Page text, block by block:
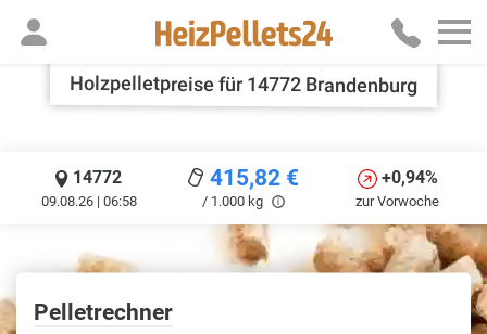
Holzpelletpreise für 14772 Brandenburg
14772
09.08.26 | 06:58
415,82 €
/ 1.000 kg
+0,94%
zur Vorwoche
Pelletrechner